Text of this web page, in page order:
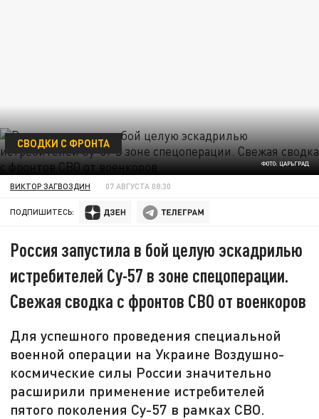
ФОТО: ЦАРЬГРАД
СВОДКИ С ФРОНТА
ВИКТОР ЗАГВОЗДИН 07 АВГУСТА 08:30
ПОДПИШИТЕСЬ:
Россия запустила в бой целую эскадрилью
истребителей Су-57 в зоне спецоперации.
Свежая сводка с фронтов СВО от военкоров
Для успешного проведения специальной
военной операции на Украине Воздушно-
космические силы России значительно
расширили применение истребителей
пятого поколения Су-57 в рамках СВО.